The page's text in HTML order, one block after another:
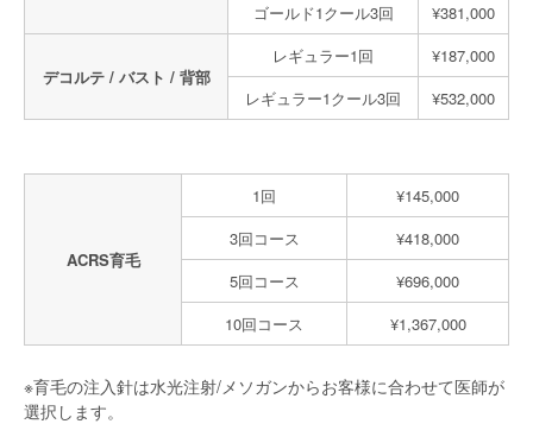
ゴールド1クール3回
¥381,000
デコルテ / バスト / 背部
レギュラー1回
¥187,000
レギュラー1クール3回
¥532,000
ACRS育毛
1回
¥145,000
3回コース
¥418,000
5回コース
¥696,000
10回コース
¥1,367,000
※育毛の注入針は水光注射/メソガンからお客様に合わせて医師が
選択します。